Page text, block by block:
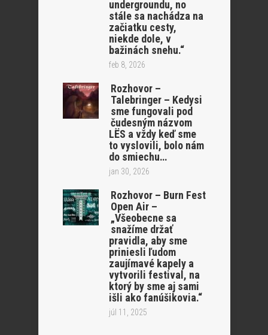
undergroundu, no
stále sa nachádza na
začiatku cesty,
niekde dole, v
bažinách snehu.“
feb 8, 2026
Rozhovor –
Talebringer – Kedysi
sme fungovali pod
čudesným názvom
LËS a vždy keď sme
to vyslovili, bolo nám
do smiechu…
jan 30, 2026
Rozhovor – Burn Fest
Open Air –
„Všeobecne sa
snažíme držať
pravidla, aby sme
priniesli ľudom
zaujímavé kapely a
vytvorili festival, na
ktorý by sme aj sami
išli ako fanúšikovia.“
júl 11, 2025